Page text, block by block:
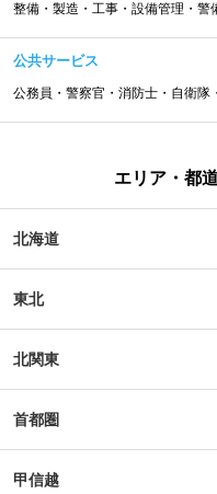
整備・製造・工事・設備管理・警
公共サービス
公務員・警察官・消防士・自衛隊
エリア・都
北海道
東北
北関東
首都圏
甲信越